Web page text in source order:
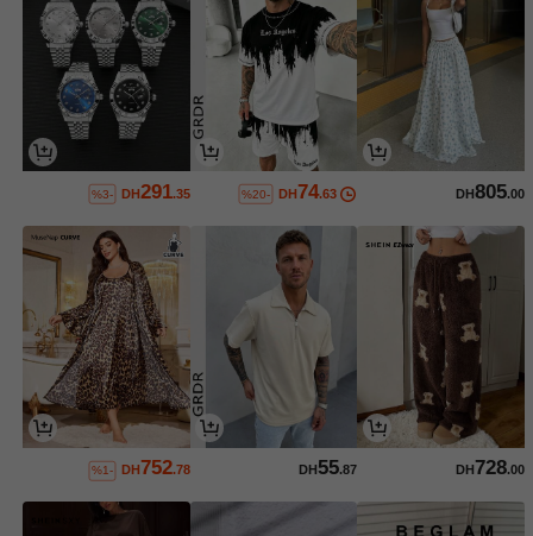
DH805.00
DH74.63
%20-
DH291.35
%3-
DH728.00
DH55.87
DH752.78
%1-